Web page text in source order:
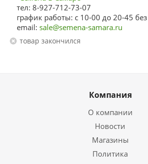
тел: 8-927-712-73-07
график работы: с 10-00 до 20-45
email: sale@semena-samara.ru
Товар закончился
Компания
О компании
Новости
Магазины
Политика